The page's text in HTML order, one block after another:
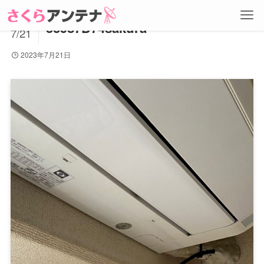
53987D74sakura
2023
7/21
2023年7月21日